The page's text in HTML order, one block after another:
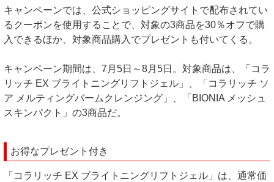
キャンペーンでは、公式ショッピングサイトで配布されてい
るクーポンを使用することで、対象の3商品を30％オフで購
入できるほか、対象商品購入でプレゼントも付いてくる。
キャンペーン期間は、7月5日～8月5日。対象商品は、「コラ
リッチ EX ブライトニングリフトジェル」、「コラリッチ ソ
ア メルティングバームクレンジング」、「BIONIA メッシュ
スキンパクト」の3商品だ。
お得なプレゼント付き
「コラリッチ EX ブライトニングリフトジェル」は、通常価